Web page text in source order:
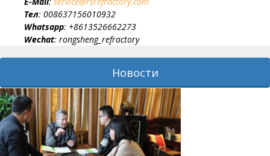
Тел: 008637156010932
Whatsapp: +8613526662273
Wechat: rongsheng_refractory
Новости